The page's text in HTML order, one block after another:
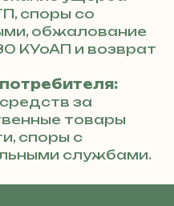
споры со
обжалование
КУоАП и возврат
за
товары
споры с
службами.